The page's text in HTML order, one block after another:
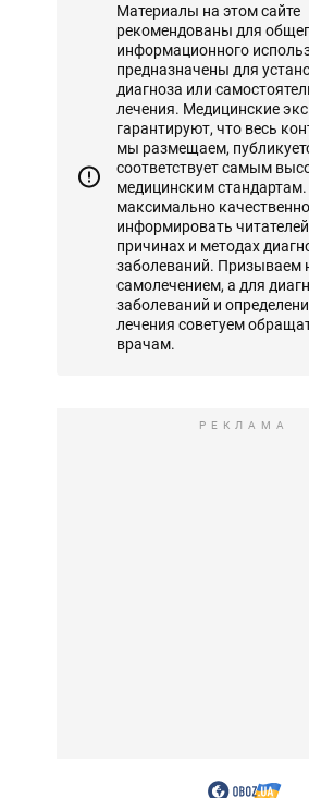
Материалы на этом сайте
рекомендованы для
информационного
предназначены для
диагноза или
лечения. Медицинские
гарантируют, что весь
мы размещаем,
соответствует самым
медицинским
максимально качественно
информировать
причинах и методах
заболеваний. Призываем
самолечением, а для
заболеваний и
лечения советуем
врачам.
РЕКЛАМА